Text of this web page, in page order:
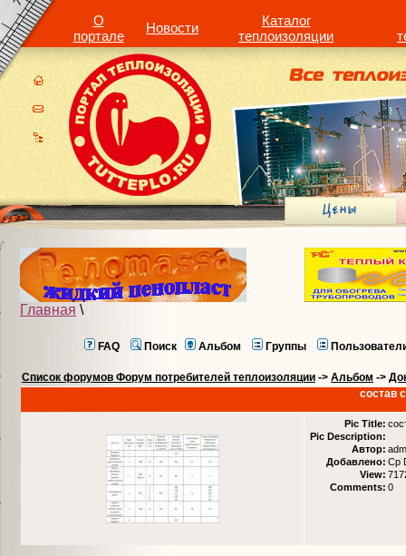
О
портале
Новости
Каталог
теплоизоляции
Главная \
FAQ Поиск Альбом Группы
Список форумов Форум потребителей теплоизоляции -> Альбом ->
состав
Pic Title:
Pic Description:
Автор:
Добавлено: Ср
View:
Comments: 0